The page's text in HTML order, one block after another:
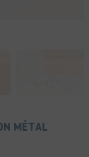
MÉTAL